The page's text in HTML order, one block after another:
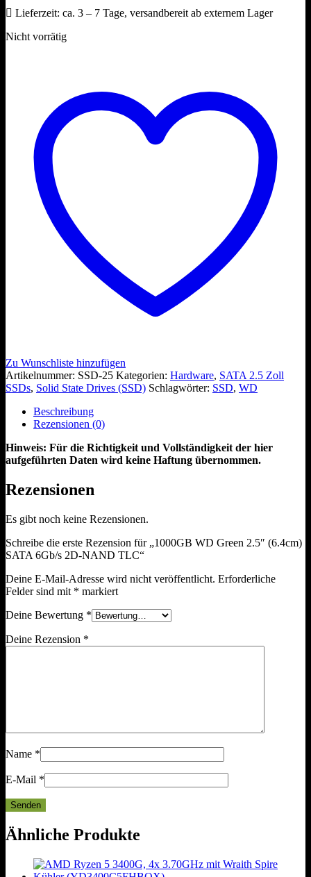
Lieferzeit: ca. 3 – 7 Tage, versandbereit ab externem Lager
Nicht vorrätig
Zu Wunschliste hinzufügen
Artikelnummer: SSD-25 Kategorien: Hardware, SATA 2.5 Zoll
SSDs, Solid State Drives (SSD) Schlagwörter: SSD, WD
Beschreibung
Rezensionen (0)
Hinweis: Für die Richtigkeit und Vollständigkeit der hier
aufgeführten Daten wird keine Haftung übernommen.
Rezensionen
Es gibt noch keine Rezensionen.
Schreibe die erste Rezension für „1000GB WD Green 2.5″ (6.4cm)
SATA 6Gb/s 2D-NAND TLC“
Deine E-Mail-Adresse wird nicht veröffentlicht. Erforderliche
Felder sind mit * markiert
Deine Bewertung *
Deine Rezension *
Name *
E-Mail *
Ähnliche Produkte